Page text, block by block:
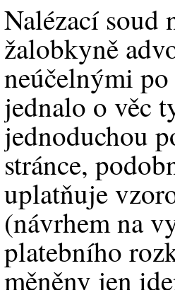
Nalézací soud
žalobkyně
neúčelnými
jednalo o věc
jednoduchou
stránce,
uplatňuje
(návrhem na
platebního
měněny jen